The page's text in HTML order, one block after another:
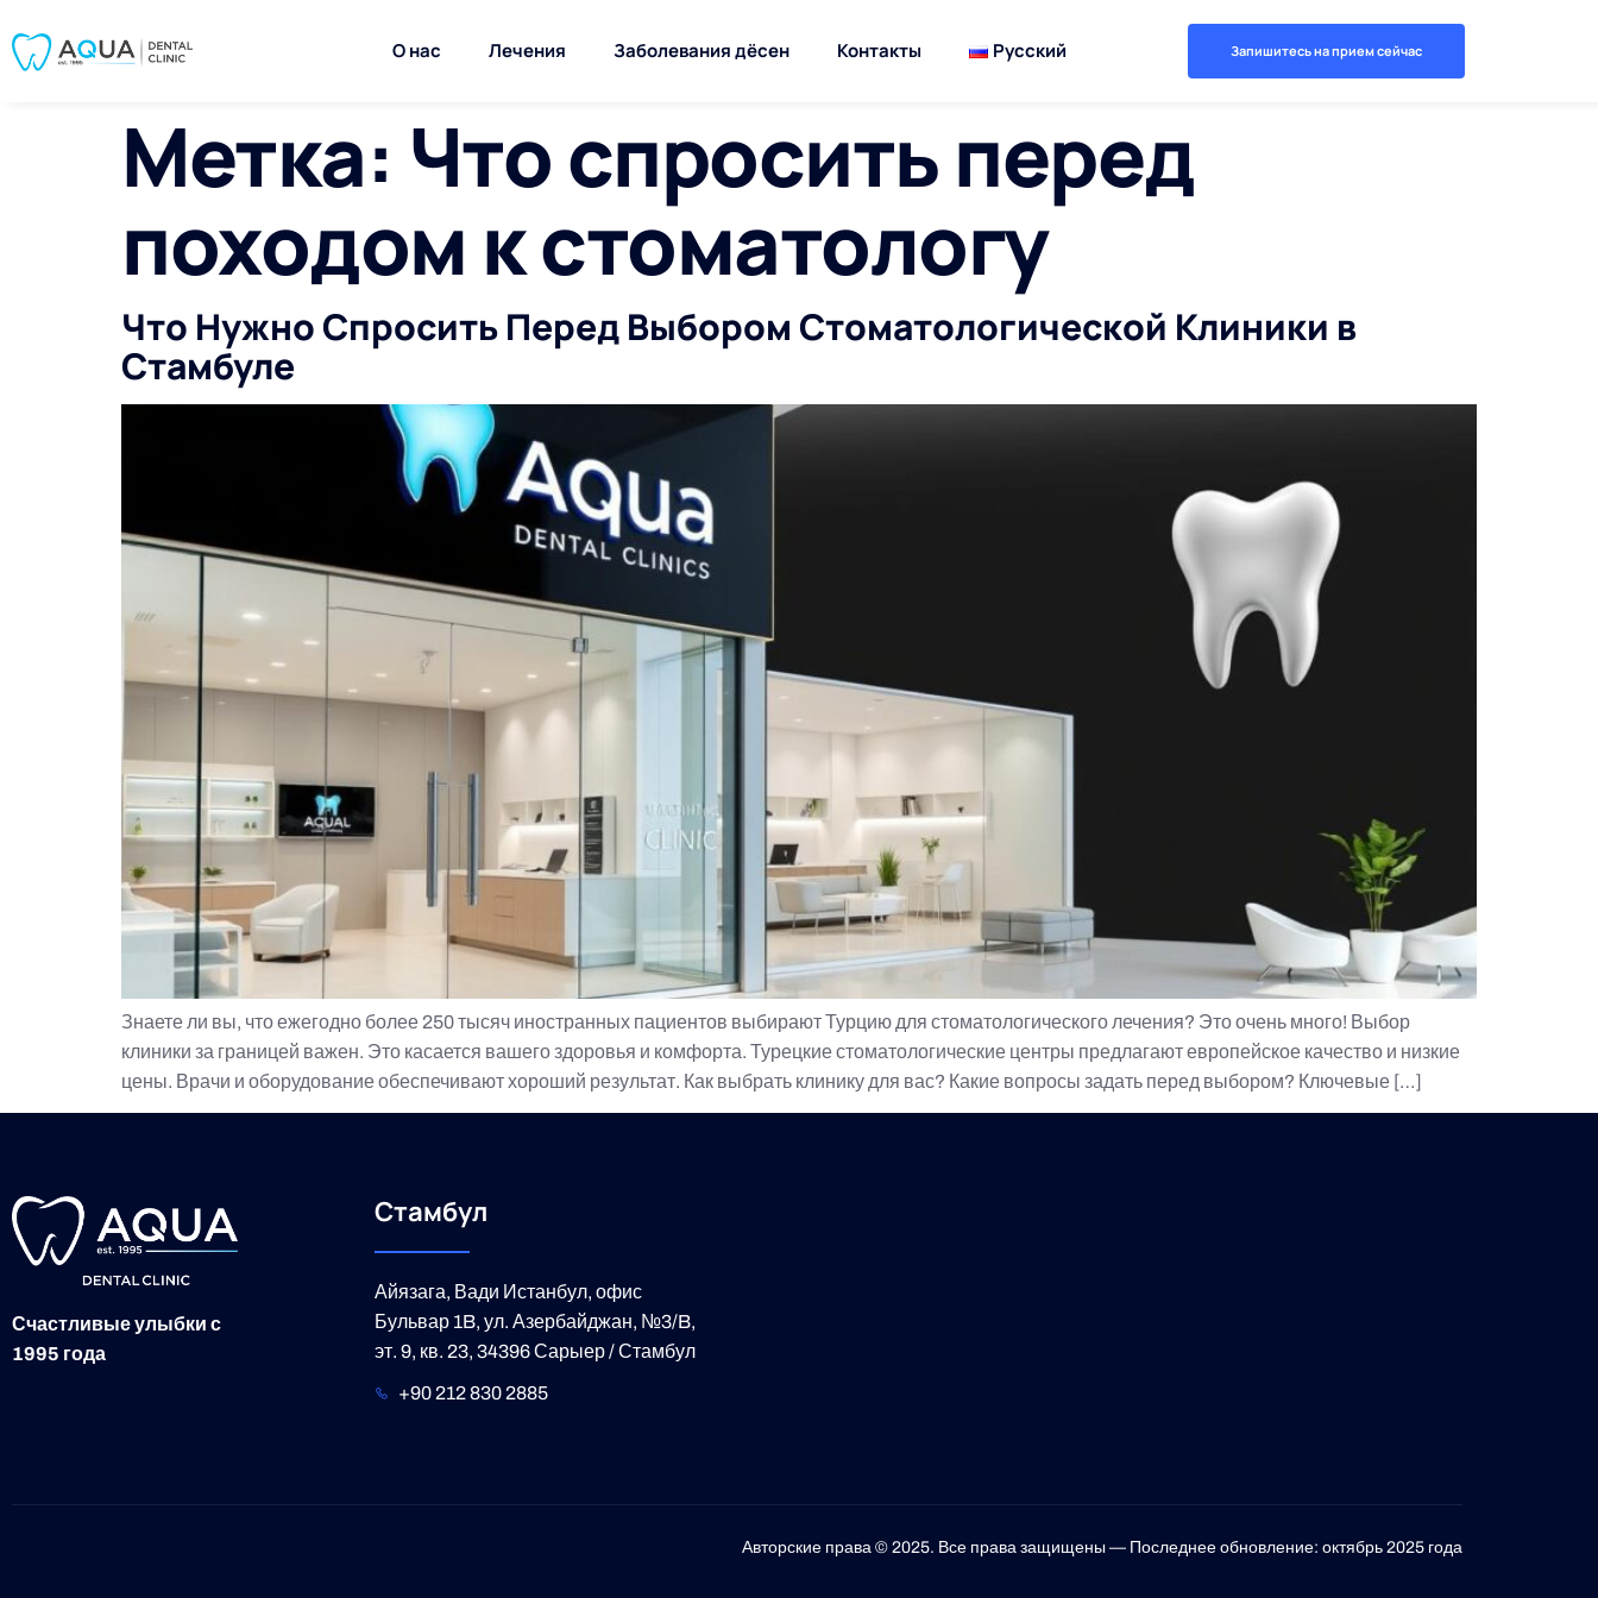
О нас Лечения Заболевания дёсен Контакты Русский Запишитесь на прием сейчас
Метка: Что спросить перед
походом к стоматологу
Что Нужно Спросить Перед Выбором Стоматологической Клиники в
Стамбуле
Знаете ли вы, что ежегодно более 250 тысяч иностранных пациентов выбирают Турцию для стоматологического лечения? Это очень много! Выбор
клиники за границей важен. Это касается вашего здоровья и комфорта. Турецкие стоматологические центры предлагают европейское качество и низкие
цены. Врачи и оборудование обеспечивают хороший результат. Как выбрать клинику для вас? Какие вопросы задать перед выбором? Ключевые […]
Счастливые улыбки с
1995 года
Стамбул
Айязага, Вади Истанбул, офис
Бульвар 1B, ул. Азербайджан, №3/B,
эт. 9, кв. 23, 34396 Сарыер / Стамбул
+90 212 830 2885
Авторские права © 2025. Все права защищены — Последнее обновление: октябрь 2025 года